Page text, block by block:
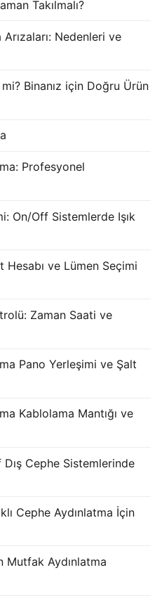
WallWasher Serisi
English
Arabic
Takılmalı?
Arızaları: Nedenleri ve
Binanız için Doğru Ürün
Profesyonel
On/Off Sistemlerde Işık
Hesabı ve Lümen Seçimi
Zaman Saati ve
Pano Yerleşimi ve Şalt
Kablolama Mantığı ve
Cephe Sistemlerinde
Cephe Aydınlatma İçin
Mutfak Aydınlatma